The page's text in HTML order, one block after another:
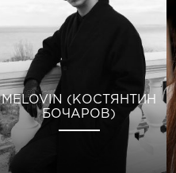
MELOVIN (КОСТЯНТИН
БОЧАРОВ)